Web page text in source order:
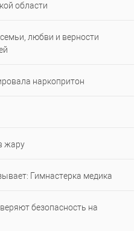
области
любви и верности
наркопритон
жару
Гимнастерка медика
безопасность на